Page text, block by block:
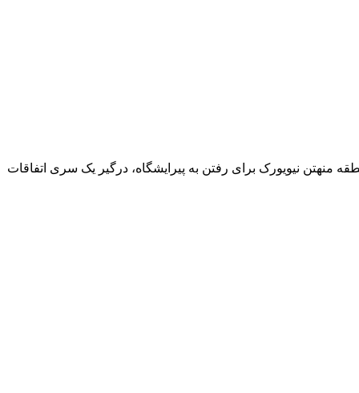
منهتن نیویورک برای رفتن به پیرایشگاه، درگیر یک سری اتفاقات